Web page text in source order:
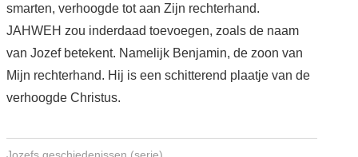
smarten, verhoogde tot aan Zijn rechterhand.
JAHWEH zou inderdaad toevoegen, zoals de naam
van Jozef betekent. Namelijk Benjamin, de zoon van
Mijn rechterhand. Hij is een schitterend plaatje van de
verhoogde Christus.